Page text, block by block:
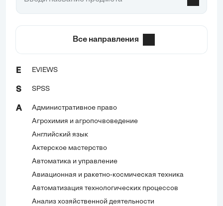
Все направления
E EVIEWS
S SPSS
А
Административное право
Агрохимия и агропочвоведение
Английский язык
Актерское мастерство
Автоматика и управление
Авиационная и ракетно-космическая техника
Автоматизация технологических процессов
Анализ хозяйственной деятельности